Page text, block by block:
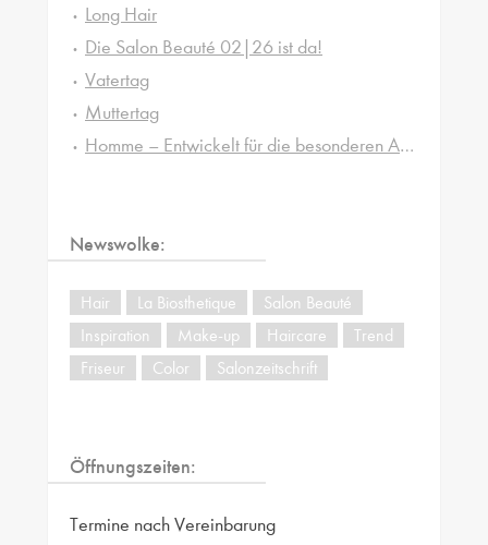
Long Hair
Die Salon Beauté 02|26 ist da!
Vatertag
Muttertag
Homme – Entwickelt für die besonderen Ansprüche von Männerhaut und -haar
Newswolke:
Hair La Biosthetique
Salon Beauté
Inspiration
Make-up Haircare
Trend
Friseur
Color Salonzeitschrift
Öffnungszeiten:
Termine nach Vereinbarung